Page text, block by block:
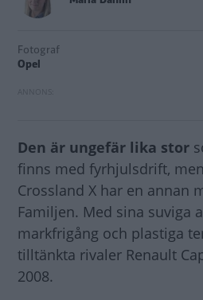
Fotograf
Opel
Den är ungefär lika stor
finns med fyrhjulsdrift,
Crossland X har en annan
Familjen. Med sina suviga
markfrigång och plastiga
tilltänkta rivaler Renault
2008.